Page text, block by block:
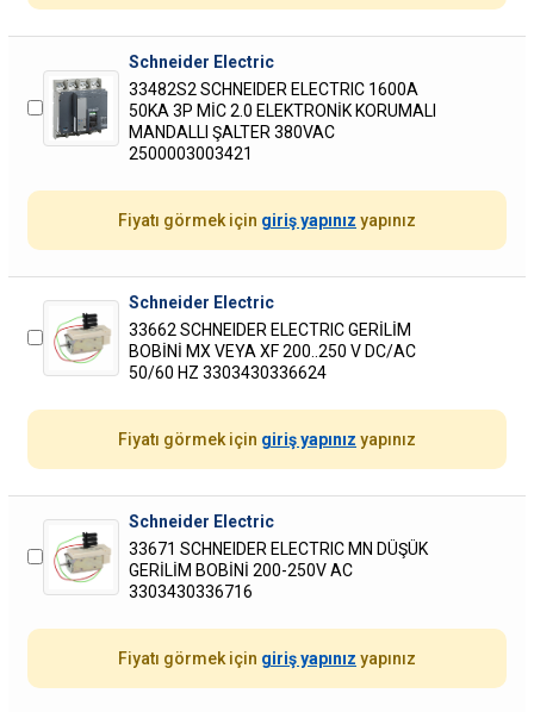
Schneider Electric
33482S2 SCHNEIDER ELECTRIC 1600A
50KA 3P MİC 2.0 ELEKTRONİK KORUMALI
MANDALLI ŞALTER 380VAC
2500003003421
Fiyatı görmek için giriş yapınız yapınız
Schneider Electric
33662 SCHNEIDER ELECTRIC GERİLİM
BOBİNİ MX VEYA XF 200..250 V DC/AC
50/60 HZ 3303430336624
Fiyatı görmek için giriş yapınız yapınız
Schneider Electric
33671 SCHNEIDER ELECTRIC MN DÜŞÜK
GERİLİM BOBİNİ 200-250V AC
3303430336716
Fiyatı görmek için giriş yapınız yapınız